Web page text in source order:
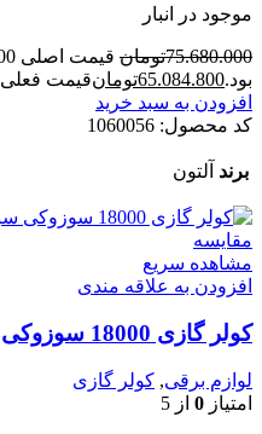
موجود در انبار
75.680.000تومان
بود.65.084.800تومانقیمت فعلی 65.084.800تومان است.
افزودن به سبد خرید
کد محصول: 1060056
برند آلتون
مقایسه
مشاهده سریع
افزودن به علاقه مندی
کولر گازی 18000 سوزوکی سری 18H410 سرد و گرم
لوازم برقی, کولر گازی
امتیاز 0 از 5